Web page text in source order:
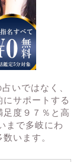
いではなく、
サポートする
度９７％と高
まで多岐にわ
います。